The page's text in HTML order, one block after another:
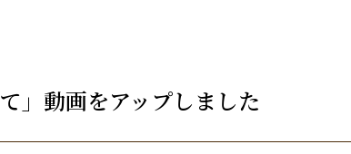
」動画をアップしました